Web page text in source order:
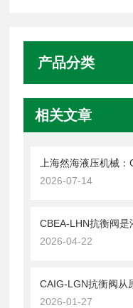
产品分类
相关文章
2026-07-14
CBEA-LHN抗衡阀
2026-04-22
CAIG-LGN抗衡阀从
2026-01-27